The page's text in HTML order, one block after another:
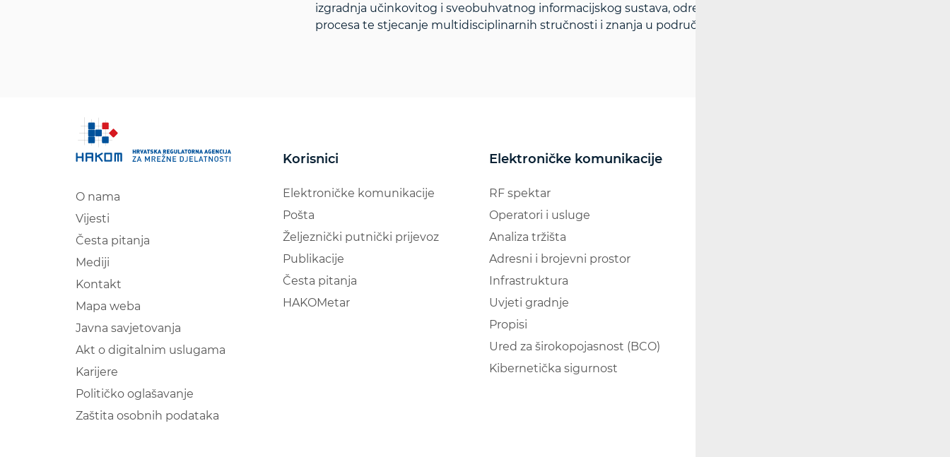
izgradnja učinkovitog i sveobuhvatnog informacijskog sustava, određivanje i ugradnja učinkovitih
procesa te stjecanje multidisciplinarnih stručnosti i znanja u području reguliranja tržišta.
O nama
Vijesti
Česta pitanja
Mediji
Kontakt
Mapa weba
Javna savjetovanja
Akt o digitalnim uslugama
Karijere
Političko oglašavanje
Zaštita osobnih podataka
Korisnici
Elektroničke komunikacije
Pošta
Željeznički putnički prijevoz
Publikacije
Česta pitanja
HAKOMetar
Elektroničke komunikacije
RF spektar
Operatori i usluge
Analiza tržišta
Adresni i brojevni prostor
Infrastruktura
Uvjeti gradnje
Propisi
Ured za širokopojasnost (BCO)
Kibernetička sigurnost